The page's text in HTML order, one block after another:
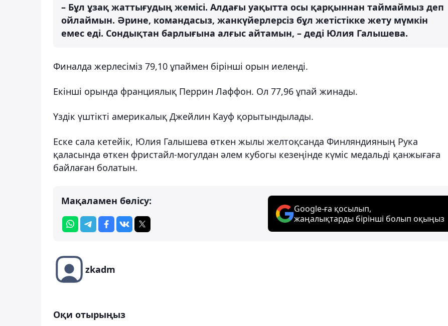
– Бұл ұзақ жаттығудың жемісі. Алдағы уақытта осы қарқыннан таймаймыз деп
ойлаймын. Әрине, командасыз, жанкүйерлерсіз бұл жетістікке жету мүмкін
емес еді. Сондықтан барлығына алғыс айтамын, – деді Юлия Галышева.
Финалда жерлесіміз 79,10 ұпаймен бірінші орын иеленді.
Екінші орында франциялық Перрин Лаффон. Ол 77,96 ұпай жинады.
Үздік үштікті америкалық Джейлин Кауф қорытындылады.
Еске сала кетейік, Юлия Галышева өткен жылы желтоқсанда Финляндияның Рука
қаласында өткен фристайл-могулдан әлем кубогы кезеңінде күміс медальді қанжығаға
байлаған болатын.
Мақаламен бөлісу:
Google-ға қосылып,
жаңалықтарды бірінші болып оқыңыз
zkadm
Оқи отырыңыз